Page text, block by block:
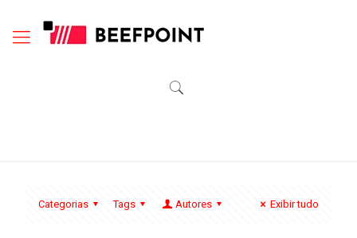
Categorias Tags Autores Exibir tudo